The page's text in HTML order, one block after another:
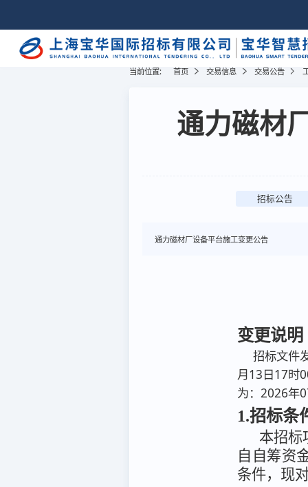
当前位置: 首页 交易信息 交易公告
通力磁材
招标公告
通力磁材厂设备平台施工变更公告
变更说明
招标文件
月13日17时
为：2026年
1.招标条
本招标
自 自筹资
条件，现